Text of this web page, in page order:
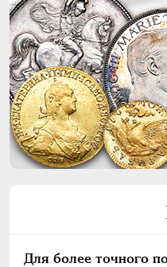
Для более точного